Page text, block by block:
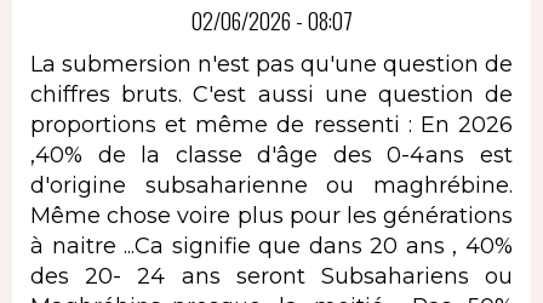
02/06/2026 - 08:07
La submersion n'est pas qu'une question de
chiffres bruts. C'est aussi une question de
proportions et même de ressenti : En 2026
,40% de la classe d'âge des 0-4ans est
d'origine subsaharienne ou maghrébine.
Même chose voire plus pour les générations
à naitre ...Ca signifie que dans 20 ans , 40%
des 20- 24 ans seront Subsahariens ou